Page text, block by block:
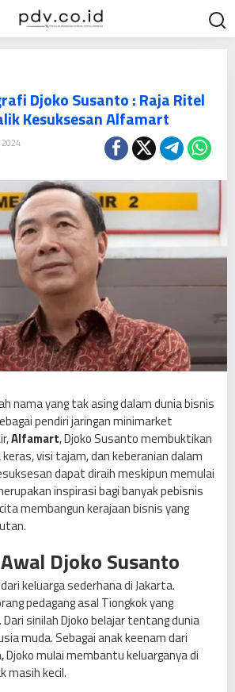
Djoko Susanto : Raja Ritel
Kesuksesan Alfamart
2024
nama yang tak asing dalam dunia bisnis
pendiri jaringan minimarket
Alfamart, Djoko Susanto membuktikan
visi tajam, dan keberanian dalam
dapat diraih meskipun memulai
inspirasi bagi banyak pebisnis
membangun kerajaan bisnis yang
Djoko Susanto
keluarga sederhana di Jakarta.
pedagang asal Tiongkok yang
Dari sinilah Djoko belajar tentang dunia
muda. Sebagai anak keenam dari
Djoko mulai membantu keluarganya di
masih kecil.